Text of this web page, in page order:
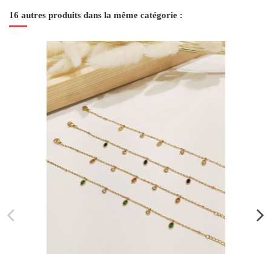
16 autres produits dans la même catégorie :